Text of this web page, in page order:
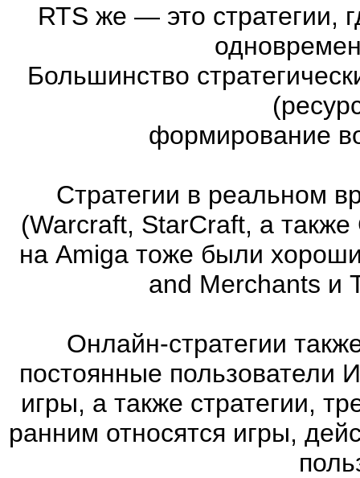
RTS же — это стратегии,
Большинство
формирование
Стратегии в реальном
(Warcraft, StarCraft, а
на Amiga тоже были
and Merchants и
Онлайн-стратегии
постоянные пользователи
игры, а также стратегии,
ранним относятся игры,